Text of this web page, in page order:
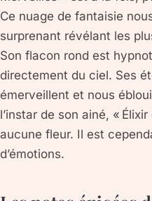
Ce nuage de fantaisie
surprenant révélant les
Son flacon rond est
directement du ciel. Ses
émerveillent et nous
l’instar de son ainé, «
aucune fleur. Il est
d’émotions.